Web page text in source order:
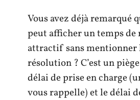
Vous avez déjà remarqué
peut afficher un temps de
attractif sans mentionner
résolution ? C’est un
délai de prise en charge
vous rappelle) et le délai